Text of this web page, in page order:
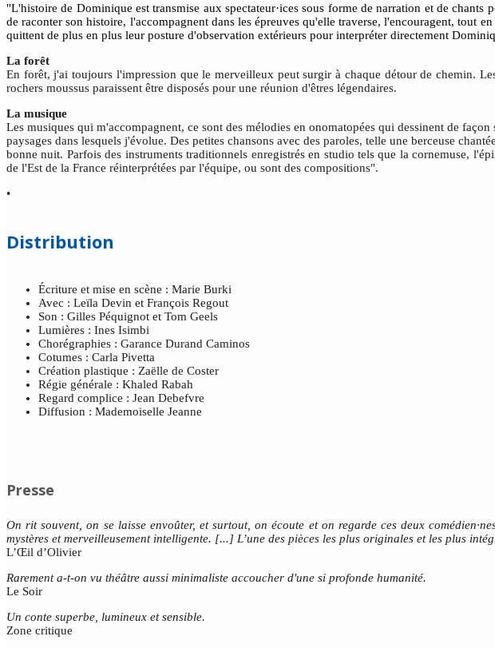
"L'histoire de Dominique est transmise aux spectateur·ices sous forme de narration et de
de raconter son histoire, l'accompagnent dans les épreuves qu'elle traverse, l'encouragent, tout
quittent de plus en plus leur posture d'observation extérieurs pour interpréter directement
La forêt
En forêt, j'ai toujours l'impression que le merveilleux peut surgir à chaque détour de chemin.
rochers moussus paraissent être disposés pour une réunion d'êtres légendaires.
La musique
Les musiques qui m'accompagnent, ce sont des mélodies en onomatopées qui dessinent de façon
paysages dans lesquels j'évolue. Des petites chansons avec des paroles, telle une berceuse
bonne nuit. Parfois des instruments traditionnels enregistrés en studio tels que la cornemuse,
de l'Est de la France réinterprétées par l'équipe, ou sont des compositions".
•
Distribution
Écriture et mise en scène : Marie Burki
Avec : Leïla Devin et François Regout
Son : Gilles Péquignot et Tom Geels
Lumières : Ines Isimbi
Chorégraphies : Garance Durand Caminos
Cotumes : Carla Pivetta
Création plastique : Zaëlle de Coster
Régie générale : Khaled Rabah
Regard complice : Jean Debefvre
Diffusion : Mademoiselle Jeanne
Presse
On rit souvent, on se laisse envoûter, et surtout, on écoute et on regarde ces deux
mystères et merveilleusement intelligente. [...] L’une des pièces les plus originales et les plus
L’Œil d’Olivier
Rarement a-t-on vu théâtre aussi minimaliste accoucher d'une si profonde humanité.
Le Soir
Un conte superbe, lumineux et sensible.
Zone critique